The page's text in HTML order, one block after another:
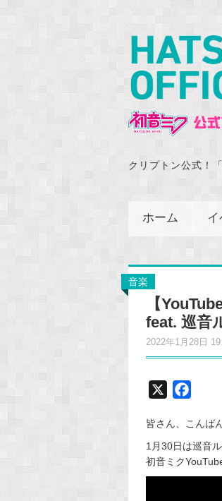
クリプトン公式！
ホーム イ
音楽
【
feat. 巡音
2022年1月28日
c
e
b
皆さん、こんば
1月30日は巡音
初音ミク